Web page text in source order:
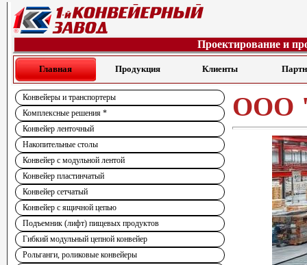
Проектирование и
Главная Продукция Клиенты
Конвейеры и транспортеры
Комплексные решения *
Конвейер ленточный
Накопительные столы
Конвейер с модульной лентой
Конвейер пластинчатый
Конвейер сетчатый
Конвейер с ящичной цепью
Подъемник (лифт) пищевых продуктов
Гибкий модульный цепной конвейер
Рольганги, роликовые конвейеры
ООО